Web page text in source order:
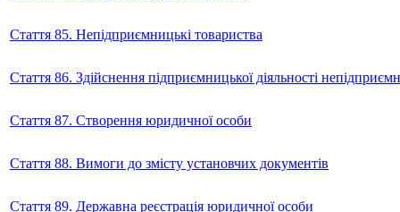
Стаття 85. Непідприємницькі товариства
Стаття 86. Здійснення підприємницької діяльності
Стаття 87. Створення юридичної особи
Стаття 88. Вимоги до змісту установчих документів
Стаття 89. Державна реєстрація юридичної особи